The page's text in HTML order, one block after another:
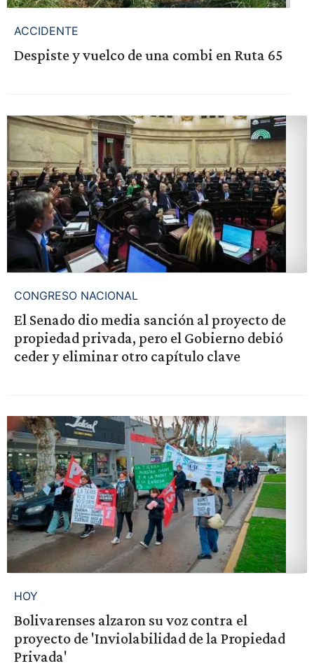
ACCIDENTE
Despiste y vuelco de una combi en Ruta 65
CONGRESO NACIONAL
El Senado dio media sanción al proyecto de
propiedad privada, pero el Gobierno debió
ceder y eliminar otro capítulo clave
HOY
Bolivarenses alzaron su voz contra el
proyecto de 'Inviolabilidad de la Propiedad
Privada'